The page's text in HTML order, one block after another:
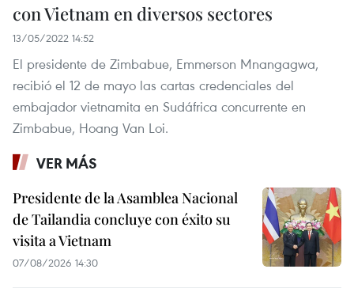
con Vietnam en diversos sectores
13/05/2022 14:52
El presidente de Zimbabue, Emmerson Mnangagwa,
recibió el 12 de mayo las cartas credenciales del
embajador vietnamita en Sudáfrica concurrente en
Zimbabue, Hoang Van Loi.
VER MÁS
Presidente de la Asamblea Nacional
de Tailandia concluye con éxito su
visita a Vietnam
07/08/2026 14:30